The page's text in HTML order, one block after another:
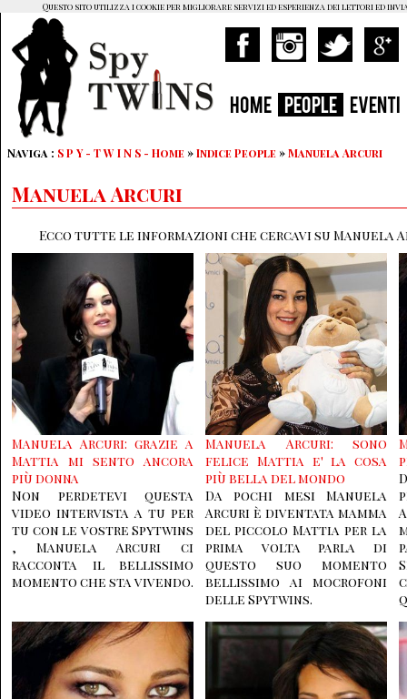
HOME PEOPLE EVENTI
Naviga : S P Y - T W I N S - Home »Indice People »Manuela Arcuri
Manuela Arcuri
Ecco tutte le informazioni che cercavi su Manuela
Manuela Arcuri: grazie a
Mattia mi sento ancora
più donna
Non perdetevi questa
video intervista a tu per
tu con le vostre Spytwins
, Manuela Arcuri ci
racconta il bellissimo
momento che sta vivendo.
Manuela Arcuri: sono
felice Mattia e' la cosa
più bella del mondo
Da pochi mesi Manuela
Arcuri è diventata mamma
del piccolo Mattia per la
prima volta parla di
questo suo momento
bellissimo ai mocrofoni
delle Spytwins.
Questo sito utilizza i cookie per migliorare servizi ed esperienza dei lettori ed